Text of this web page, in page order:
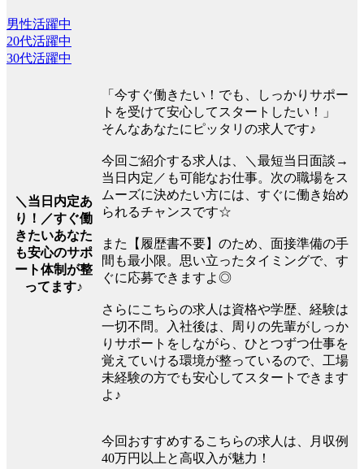
男性活躍中
20代活躍中
30代活躍中
＼当日内定あ
り！／すぐ働
きたいあなた
も安心のサポ
ート体制が整
ってます♪
「今すぐ働きたい！でも、しっかりサポー
トを受けて安心してスタートしたい！」
そんなあなたにピッタリの求人です♪
今回ご紹介する求人は、＼最短当日面談→
当日内定／も可能なお仕事。次の職場をス
ムーズに決めたい方には、すぐに働き始め
られるチャンスです☆
また【履歴書不要】のため、面接準備の手
間も最小限。思い立ったタイミングで、す
ぐに応募できますよ◎
さらにこちらの求人は資格や学歴、経験は
一切不問。入社後は、周りの先輩がしっか
りサポートをしながら、ひとつずつ仕事を
覚えていける環境が整っているので、工場
未経験の方でも安心してスタートできます
よ♪
今回おすすめするこちらの求人は、月収例
40万円以上と高収入が魅力！